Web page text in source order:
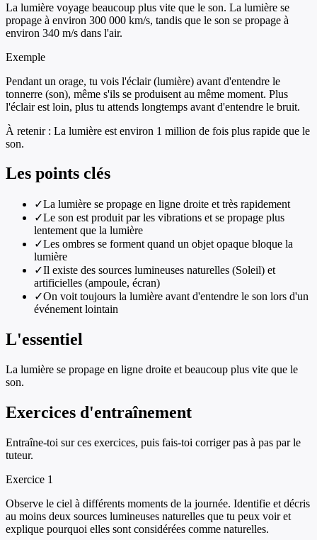
La lumière voyage beaucoup plus vite que le son. La lumière se
propage à environ 300 000 km/s, tandis que le son se propage à
environ 340 m/s dans l'air.
Exemple
Pendant un orage, tu vois l'éclair (lumière) avant d'entendre le
tonnerre (son), même s'ils se produisent au même moment. Plus
l'éclair est loin, plus tu attends longtemps avant d'entendre le bruit.
À retenir : La lumière est environ 1 million de fois plus rapide que le
son.
Les points clés
✓La lumière se propage en ligne droite et très rapidement
✓Le son est produit par les vibrations et se propage plus
lentement que la lumière
✓Les ombres se forment quand un objet opaque bloque la
lumière
✓Il existe des sources lumineuses naturelles (Soleil) et
artificielles (ampoule, écran)
✓On voit toujours la lumière avant d'entendre le son lors d'un
événement lointain
L'essentiel
La lumière se propage en ligne droite et beaucoup plus vite que le
son.
Exercices d'entraînement
Entraîne-toi sur ces exercices, puis fais-toi corriger pas à pas par le
tuteur.
Exercice 1
Observe le ciel à différents moments de la journée. Identifie et décris
au moins deux sources lumineuses naturelles que tu peux voir et
explique pourquoi elles sont considérées comme naturelles.